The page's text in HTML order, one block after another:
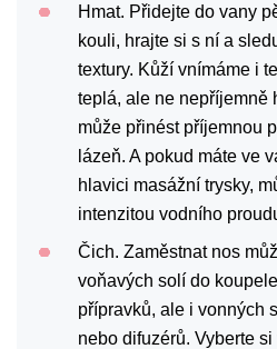
Hmat. Přidejte do vany
kouli, hrajte si s ní a
textury. Kůží vnímáme i
teplá, ale ne nepříjemně
může přinést příjemnou
lázeň. A pokud máte ve
hlavici masážní trysky,
intenzitou vodního
Čich. Zaměstnat nos
voňavých solí do
přípravků, ale i vonných
nebo difuzérů. Vyberte